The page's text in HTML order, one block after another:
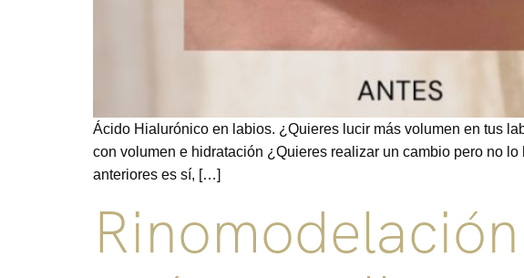
Ácido Hialurónico en labios. ¿Quieres lucir más volumen en tus
con volumen e hidratación ¿Quieres realizar un cambio pero no
anteriores es sí, […]